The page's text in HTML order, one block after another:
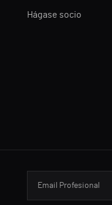
Hágase socio